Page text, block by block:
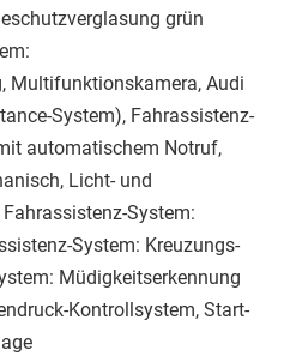
grün
Multifunktionskamera, Audi
System), Fahrassistenz-
automatischem Notruf,
Licht- und
System:
System: Kreuzungs-
Müdigkeitserkennung
Kontrollsystem, Start-